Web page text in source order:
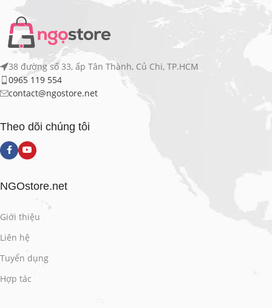
38 đường số 33, ấp Tân Thành, Củ Chi, TP.HCM
0965 119 554
contact@ngostore.net
Theo dõi chúng tôi
NGOstore.net
Giới thiệu
Liên hệ
Tuyển dụng
Hợp tác